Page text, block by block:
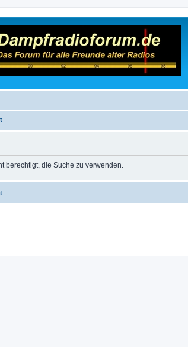
berechtigt, die Suche zu verwenden.